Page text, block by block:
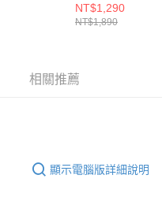
JL6155
NT$1,290
NT$1,890
相關推薦
顯示電腦版詳細說明